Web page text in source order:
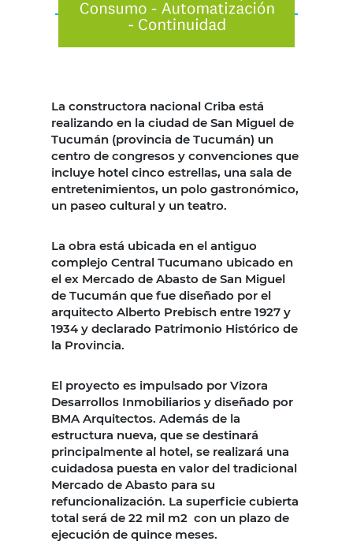
La constructora nacional Criba está
realizando en la ciudad de San Miguel de
Tucumán (provincia de Tucumán) un
centro de congresos y convenciones que
incluye hotel cinco estrellas, una sala de
entretenimientos, un polo gastronómico,
un paseo cultural y un teatro.
La obra está ubicada en el antiguo
complejo Central Tucumano ubicado en
el ex Mercado de Abasto de San Miguel
de Tucumán que fue diseñado por el
arquitecto Alberto Prebisch entre 1927 y
1934 y declarado Patrimonio Histórico de
la Provincia.
El proyecto es impulsado por Vizora
Desarrollos Inmobiliarios y diseñado por
BMA Arquitectos. Además de la
estructura nueva, que se destinará
principalmente al hotel, se realizará una
cuidadosa puesta en valor del tradicional
Mercado de Abasto para su
refuncionalización. La superficie cubierta
total será de 22 mil m2 con un plazo de
ejecución de quince meses.